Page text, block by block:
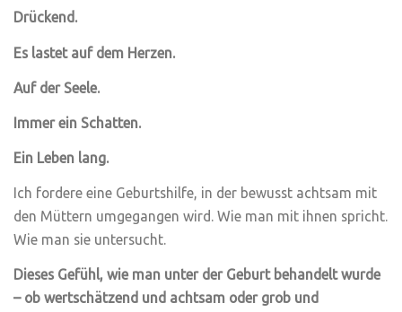
Drückend.
Es lastet auf dem Herzen.
Auf der Seele.
Immer ein Schatten.
Ein Leben lang.
Ich fordere eine Geburtshilfe, in der bewusst achtsam mit
den Müttern umgegangen wird. Wie man mit ihnen spricht.
Wie man sie untersucht.
Dieses Gefühl, wie man unter der Geburt behandelt wurde
– ob wertschätzend und achtsam oder grob und